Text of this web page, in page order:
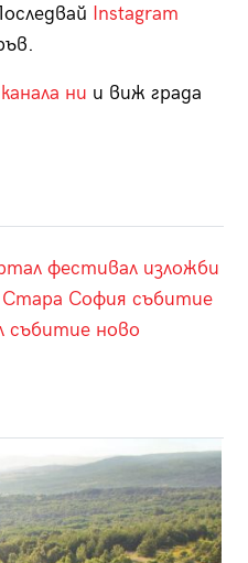
Instagram
ни и виж града
фестивал изложби
Стара София събитие
събитие ново